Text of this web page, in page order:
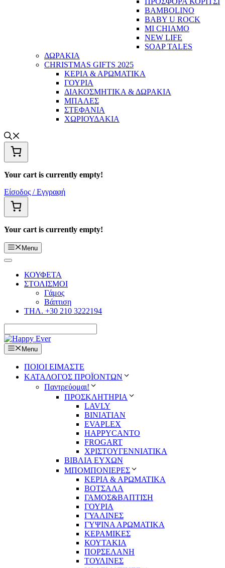
BAMBOLINO
BABY U ROCK
MI CHIAMO
NEW LIFE
SOAP TALES
ΔΩΡΑΚΙΑ
CHRISTMAS GIFTS 2025
ΚΕΡΙΑ & ΑΡΩΜΑΤΙΚΑ
ΓΟΥΡΙΑ
ΔΙΑΚΟΣΜΗΤΙΚΑ & ΔΩΡΑΚΙΑ
ΜΠΑΛΕΣ
ΣΤΕΦΑΝΙΑ
ΧΩΡΙΟΥΔΑΚΙΑ
Your cart is currently empty!
Είσοδος / Εγγραφή
Your cart is currently empty!
Menu
ΚΟΥΦΕΤΑ
ΣΤΟΛΙΣΜΟΙ
Γάμος
Βάπτιση
ΤΗΛ. +30 210 3222194
Menu
ΠΟΙΟΙ ΕΙΜΑΣΤΕ
ΚΑΤΑΛΟΓΟΣ ΠΡΟΪΟΝΤΩΝ
Παντρεύομαι!
ΠΡΟΣΚΛΗΤΗΡΙΑ
LAVLY
BINIATIAN
EVAPLEX
HAPPYCANTO
FROGART
ΧΡΙΣΤΟΥΓΕΝΝΙΑΤΙΚΑ
ΒΙΒΛΙΑ ΕΥΧΩΝ
ΜΠΟΜΠΟΝΙΕΡΕΣ
ΚΕΡΙΑ & ΑΡΩΜΑΤΙΚΑ
ΒΟΤΣΑΛΑ
ΓΑΜΟΣ&ΒΑΠΤΙΣΗ
ΓΟΥΡΙΑ
ΓΥΑΛΙΝΕΣ
ΓΥΨΙΝΑ ΑΡΩΜΑΤΙΚΑ
ΚΕΡΑΜΙΚΕΣ
ΚΟΥΤΑΚΙΑ
ΠΟΡΣΕΛΑΝΗ
ΤΟΥΛΙΝΕΣ